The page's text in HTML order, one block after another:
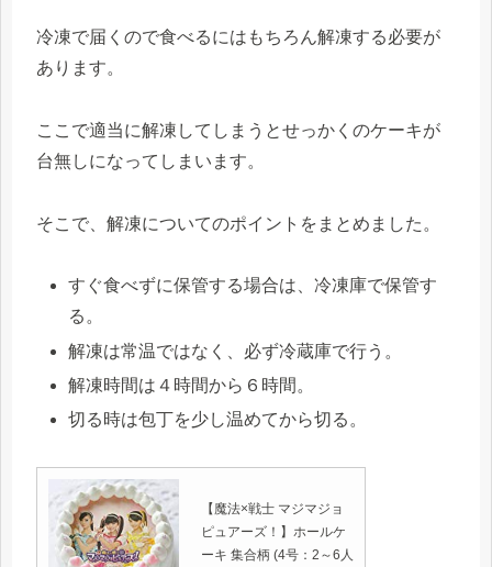
冷凍で届くので食べるにはもちろん解凍する必要が
あります。
ここで適当に解凍してしまうとせっかくのケーキが
台無しになってしまいます。
そこで、解凍についてのポイントをまとめました。
すぐ食べずに保管する場合は、冷凍庫で保管す
る。
解凍は常温ではなく、必ず冷蔵庫で行う。
解凍時間は４時間から６時間。
切る時は包丁を少し温めてから切る。
【魔法×戦士 マジマジョ
ピュアーズ！】ホールケ
ーキ 集合柄 (4号：2～6人